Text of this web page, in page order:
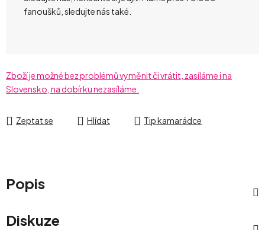
fanoušků, sledujte nás také.
Zboží je možné bez problémů vyměnit či vrátit, zasíláme i na
Slovensko, na dobírku nezasíláme.
Zeptat se Hlídat Tip kamarádce
Popis
Diskuze